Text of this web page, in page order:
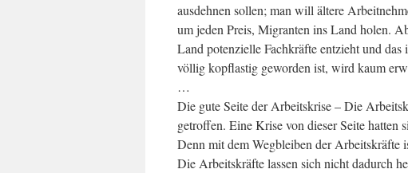
ausdehnen sollen; man will ältere
um jeden Preis, Migranten ins Land holen.
Land potenzielle Fachkräfte entzieht und
völlig kopflastig geworden ist, wird kaum
…
Die gute Seite der Arbeitskrise – Die
getroffen. Eine Krise von dieser Seite hatten
Denn mit dem Wegbleiben der Arbeitskräfte
Die Arbeitskräfte lassen sich nicht dadurch